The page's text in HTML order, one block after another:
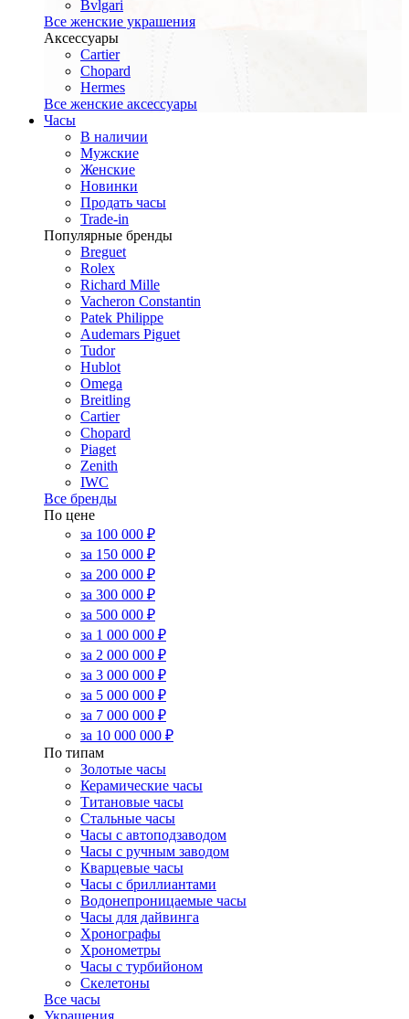
Bvlgari
Все женские украшения
Аксессуары
Cartier
Chopard
Hermes
Все женские аксессуары
Часы
В наличии
Мужские
Женские
Новинки
Продать часы
Trade-in
Популярные бренды
Breguet
Rolex
Richard Mille
Vacheron Constantin
Patek Philippe
Audemars Piguet
Tudor
Hublot
Omega
Breitling
Cartier
Chopard
Piaget
Zenith
IWC
Все бренды
По цене
за 100 000 ₽
за 150 000 ₽
за 200 000 ₽
за 300 000 ₽
за 500 000 ₽
за 1 000 000 ₽
за 2 000 000 ₽
за 3 000 000 ₽
за 5 000 000 ₽
за 7 000 000 ₽
за 10 000 000 ₽
По типам
Золотые часы
Керамические часы
Титановые часы
Стальные часы
Часы с автоподзаводом
Часы с ручным заводом
Кварцевые часы
Часы с бриллиантами
Водонепроницаемые часы
Часы для дайвинга
Хронографы
Хронометры
Часы с турбийоном
Скелетоны
Все часы